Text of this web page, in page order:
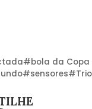
#bola da Copa
#sensores#